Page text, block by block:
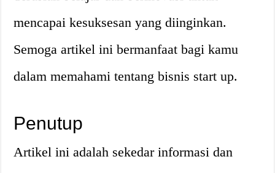
mencapai kesuksesan yang diinginkan.
Semoga artikel ini bermanfaat bagi kamu
dalam memahami tentang bisnis start up.
Penutup
Artikel ini adalah sekedar informasi dan